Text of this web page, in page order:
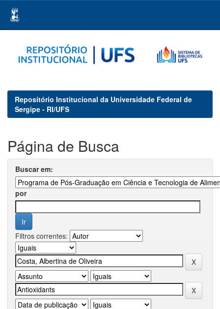
navigation
Repositório Institucional da Universidade Federal de
Sergipe - RI/UFS
Página de Busca
Buscar em:
por
Filtros correntes: